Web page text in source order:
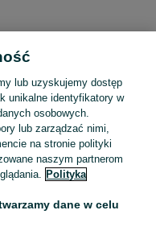
już dostępne
lub uzyskujemy dostęp
unikalne identyfikatory w
osobowych.
lub zarządzać nimi,
na stronie polityki
naszym partnerom
Polityka
dane w celu